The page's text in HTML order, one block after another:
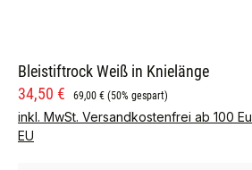
Bleistiftrock Weiß in Knielänge
Verkaufspreis:
34,50 € Regulärer Preis:
69,00 € (50% gespart)
inkl. MwSt. Versandkostenfrei ab 100
EU